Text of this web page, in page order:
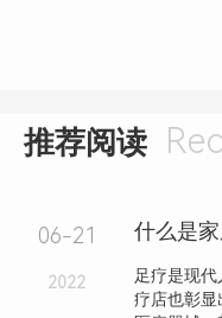
推荐阅读
06-21
2022
什么是
足疗是现
疗店也彰显